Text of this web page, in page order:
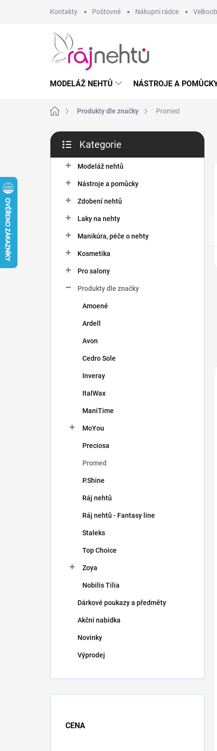
Kontakty Poštovné Nákupní rádce
MODELÁŽ NEHTŮ NÁSTROJE A
Domů Produkty dle značky Promed
P
s
kategorie
Kategorie
Modeláž nehtů
Nástroje a pomůcky
Zdobení nehtů
Laky na nehty
Manikúra, péče o nehty
Kosmetika
Pro salony
Produkty dle značky
Amoené
Ardell
Avon
Cedro Sole
Inveray
ItalWax
ManiTime
MoYou
Preciosa
Promed
P.Shine
Ráj nehtů
Ráj nehtů - Fantasy line
Staleks
Top Choice
Zoya
Nobilis Tilia
Dárkové poukazy a předměty
Akční nabídka
Novinky
Výprodej
CENA